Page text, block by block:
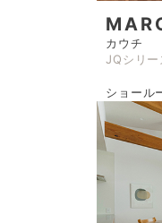
カウチ
JQシリ
ショール